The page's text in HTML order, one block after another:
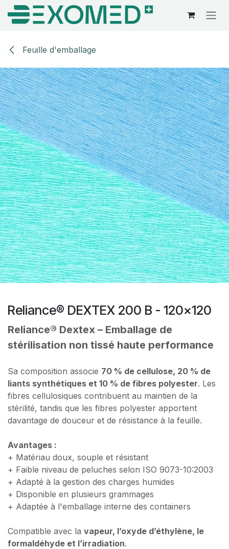
Se rendre au contenu
Feuille d'emballage
Reliance® DEXTEX 200 B - 120x120
Reliance® Dextex – Emballage de
stérilisation non tissé haute performance
Sa composition associe 70 % de cellulose, 20 % de
liants synthétiques et 10 % de fibres polyester. Les
fibres cellulosiques contribuent au maintien de la
stérilité, tandis que les fibres polyester apportent
davantage de douceur et de résistance à la feuille.
Avantages :
+ Matériau doux, souple et résistant
+ Faible niveau de peluches selon ISO 9073-10:2003
+ Adapté à la gestion des charges humides
+ Disponible en plusieurs grammages
+ Adaptée à l'emballage interne des containers
Compatible avec la vapeur, l’oxyde d’éthylène, le
formaldéhyde et l’irradiation.